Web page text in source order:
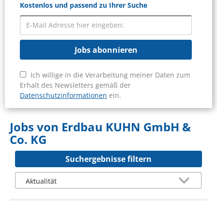
Kostenlos und passend zu Ihrer Suche
Jobs abonnieren
Ich willige in die Verarbeitung meiner Daten zum
Erhalt des Newsletters gemäß der
Datenschutzinformationen ein.
Jobs von Erdbau KUHN GmbH &
Co. KG
Suchergebnisse filtern